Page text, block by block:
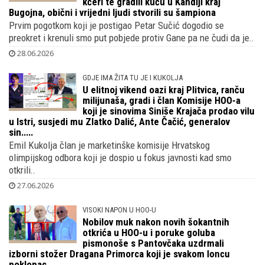
SRCE VATRENO
Roditelji Petra Sučića pucaju od ponosa,
Branko i Marijana podizali su sinove i
Prvim pogotkom koji je postigao Petar Sučić dogodio se
preokret i krenuli smo put pobjede protiv Gane pa ne čudi da je..
28.06.2026
GDJE IMA ŽITA TU JE I KUKOLJA
U elitnoj vikend oazi kraj Plitvica, ranču
milijunaša, gradi i član Komisije HOO-a
koji je sinovima Siniše Krajača prodao vilu
u Istri, susjedi mu Zlatko Dalić, Ante Čačić, generalov
sin.....
olimpijskog odbora koji je dospio u fokus javnosti kad smo
otkrili..
27.06.2026
VISOKI NAPON U HOO-U